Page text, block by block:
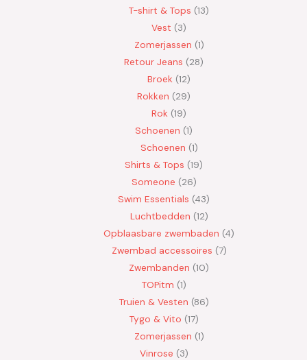
T-shirt & Tops 13
Vest
3
Zomerjassen 1
Retour Jeans
28
Broek 12
Rokken
29
Rok 19
Schoenen 1
Schoenen 1
Shirts & Tops 19
Someone 26
Swim Essentials 43
Luchtbedden 12
Opblaasbare zwembaden 4
Zwembad accessoires 7
Zwembanden 10
TOPitm 1
Truien & Vesten 86
Tygo & Vito 17
Zomerjassen 1
Vinrose 3